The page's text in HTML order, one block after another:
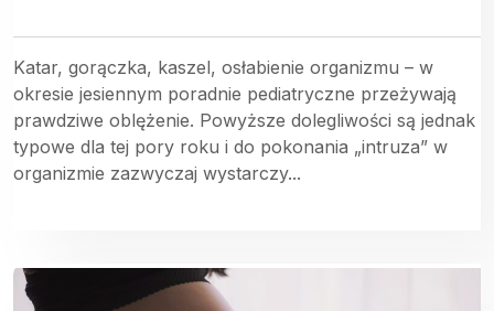
Katar, gorączka, kaszel, osłabienie organizmu – w
okresie jesiennym poradnie pediatryczne przeżywają
prawdziwe oblężenie. Powyższe dolegliwości są jednak
typowe dla tej pory roku i do pokonania „intruza” w
organizmie zazwyczaj wystarczy...